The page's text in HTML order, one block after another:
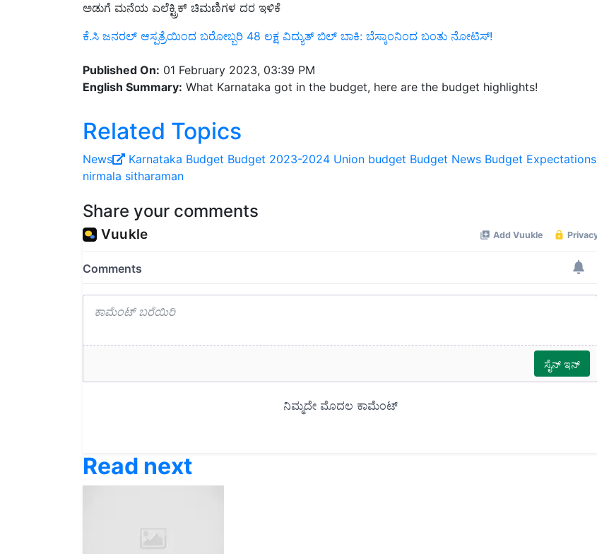
ಅಡುಗೆ ಮನೆಯ ಎಲೆಕ್ಟ್ರಿಕ್ ಚಿಮಣಿಗಳ ದರ ಇಳಿಕೆ
ಕೆ.ಸಿ ಜನರಲ್‌ ಆಸ್ಪತ್ರೆಯಿಂದ ಬರೋಬ್ಬರಿ 48 ಲಕ್ಷ ವಿದ್ಯುತ್‌ ಬಿಲ್‌ ಬಾಕಿ: ಬೆಸ್ಕಾಂನಿಂದ ಬಂತು ನೋಟಿಸ್‌!
Published On: 01 February 2023, 03:39 PM
English Summary: What Karnataka got in the budget, here are the budget highlights!
Related Topics
News Karnataka Budget Budget 2023-2024 Union budget Budget News Budget Expectations
nirmala sitharaman
Share your comments
Read next